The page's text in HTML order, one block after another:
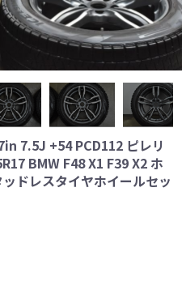
7.5J +54 PCD112 ピレリ
BMW F48 X1 F39 X2 ホ
ドレスタイヤホイールセッ